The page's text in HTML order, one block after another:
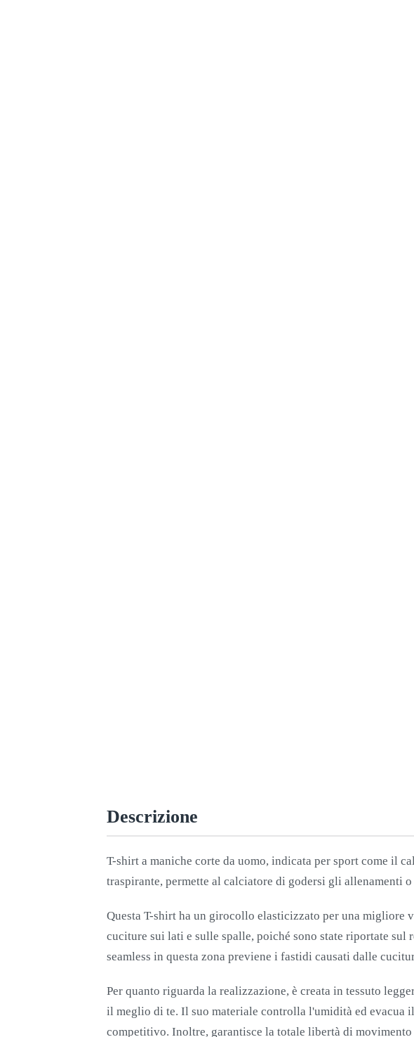
Descrizione
T-shirt a maniche corte da uomo, indicata per sport come il
traspirante, permette al calciatore di godersi gli allenamenti
Questa T-shirt ha un girocollo elasticizzato per una
cuciture sui lati e sulle spalle, poiché sono state riportate
seamless in questa zona previene i fastidi causati dalle
Per quanto riguarda la realizzazione, è creata in tessuto
il meglio di te. Il suo materiale controlla l'umidità ed evacua
competitivo. Inoltre, garantisce la totale libertà di